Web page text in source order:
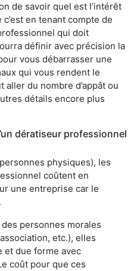
de savoir quel est l’intérêt
en tenant compte de
qui doit
définir avec précision la
vous débarrasser une
qui vous rendent le
du nombre d’appât ou
détails encore plus
dératiseur professionnel
physiques), les
coûtent en
une entreprise car le
personnes morales
etc.), elles
et due forme avec
coût pour que ces